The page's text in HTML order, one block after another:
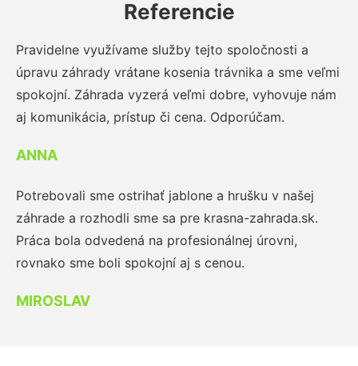
Referencie
Pravidelne využívame služby tejto spoločnosti a
úpravu záhrady vrátane kosenia trávnika a sme veľmi
spokojní. Záhrada vyzerá veľmi dobre, vyhovuje nám
aj komunikácia, prístup či cena. Odporúčam.
ANNA
Potrebovali sme ostrihať jablone a hrušku v našej
záhrade a rozhodli sme sa pre krasna-zahrada.sk.
Práca bola odvedená na profesionálnej úrovni,
rovnako sme boli spokojní aj s cenou.
MIROSLAV